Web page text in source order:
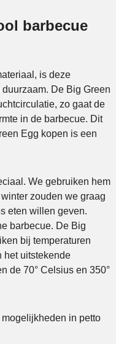
barbecue
is deze
De Big Green
zo gaat de
in de barbecue. Dit
Egg kopen is een
We gebruiken hem
zouden we graag
eten willen geven.
barbecue. De Big
bij temperaturen
het uitstekende
de 70° Celsius en 350°
in petto